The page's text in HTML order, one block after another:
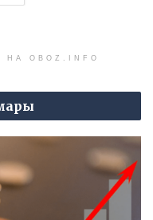
OBOZ.INFO